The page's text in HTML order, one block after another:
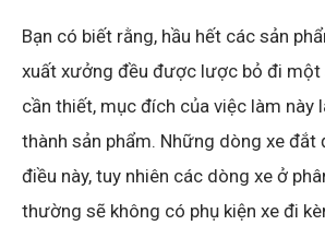
Bạn có biết rằng, hầu hết các sản
xuất xưởng đều được lược bỏ đi
cần thiết, mục đích của việc làm này
thành sản phẩm. Những dòng xe đắt
điều này, tuy nhiên các dòng xe ở
thường sẽ không có phụ kiện xe đi